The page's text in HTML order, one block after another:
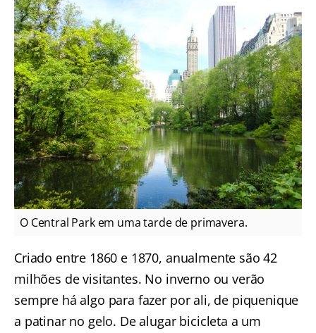
O Central Park em uma tarde de primavera.
Criado entre 1860 e 1870, anualmente são 42
milhões de visitantes. No inverno ou verão
sempre há algo para fazer por ali, de piquenique
a patinar no gelo. De alugar bicicleta a um